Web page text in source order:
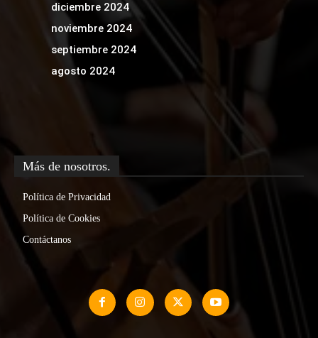
diciembre 2024
noviembre 2024
septiembre 2024
agosto 2024
Más de nosotros.
Política de Privacidad
Política de Cookies
Contáctanos